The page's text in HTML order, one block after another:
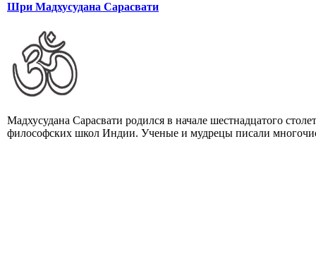
Шри Мадхусудана Сарасвати
Мадхусудана Сарасвати родился в начале шестнадцатого
философских школ Индии. Ученые и мудрецы писали